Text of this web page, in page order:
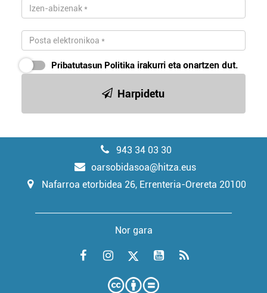
Pribatutasun Politika irakurri eta onartzen dut.
Harpidetu
943 34 03 30
oarsobidasoa@hitza.eus
Nafarroa etorbidea 26, Errenteria-Orereta 20100
Nor gara